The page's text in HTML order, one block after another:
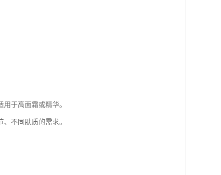
于高面霜或精华。
不同肤质的需求。